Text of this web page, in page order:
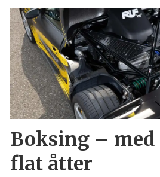
Boksing – med
flat åtter